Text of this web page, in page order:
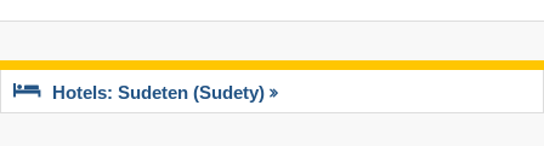
Hotels: Sudeten (Sudety)